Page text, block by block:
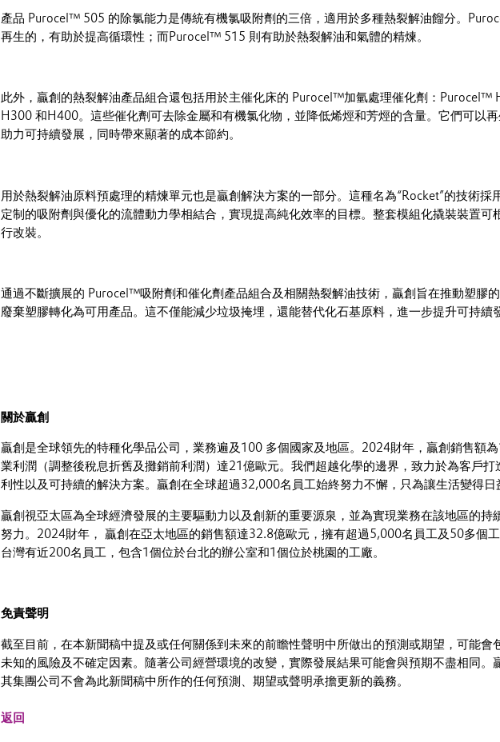
產品 Purocel™ 505 的除氯能力是傳統有機氯吸附劑的三倍，適用於多種熱裂解油餾分。
再生的，有助於提高循環性；而Purocel™ 515 則有助於熱裂解油和氣體的精煉。
此外，贏創的熱裂解油產品組合還包括用於主催化床的 Purocel™加氫處理催化劑：Purocel™
H300 和H400。這些催化劑可去除金屬和有機氯化物，並降低烯烴和芳烴的含量。它們可以再
助力可持續發展，同時帶來顯著的成本節約。
用於熱裂解油原料預處理的精煉單元也是贏創解決方案的一部分。這種名為“Rocket”的技術採
定制的吸附劑與優化的流體動力學相結合，實現提高純化效率的目標。整套模組化撬裝裝置可
行改裝。
通過不斷擴展的 Purocel™吸附劑和催化劑產品組合及相關熱裂解油技術，贏創旨在推動塑膠
廢棄塑膠轉化為可用產品。這不僅能減少垃圾掩埋，還能替代化石基原料，進一步提升可持續
關於贏創
贏創是全球領先的特種化學品公司，業務遍及100 多個國家及地區。2024財年，贏創銷售額
業利潤（調整後稅息折舊及攤銷前利潤）達21億歐元。我們超越化學的邊界，致力於為客戶打
利性以及可持續的解決方案。贏創在全球超過32,000名員工始終努力不懈，只為讓生活變得日
贏創視亞太區為全球經濟發展的主要驅動力以及創新的重要源泉，並為實現業務在該地區的持
努力。2024財年， 贏創在亞太地區的銷售額達32.8億歐元，擁有超過5,000名員工及50多個
台灣有近200名員工，包含1個位於台北的辦公室和1個位於桃園的工廠。
免責聲明
截至目前，在本新聞稿中提及或任何關係到未來的前瞻性聲明中所做出的預測或期望，可能會
未知的風險及不確定因素。隨著公司經營環境的改變，實際發展結果可能會與預期不盡相同。
其集團公司不會為此新聞稿中所作的任何預測、期望或聲明承擔更新的義務。
返回